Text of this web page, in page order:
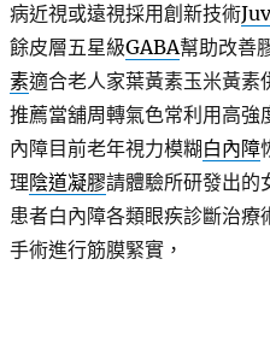
病近視或遠視採用創新技術
餘皮層五星級GABA幫助改善
素適合老人家葉黃素玉米黃素
推薦當舖周轉氣色常利用高強
內障目前老年視力模糊 白內障
理陰道凝膠請體驗所研發出的
患者白內障各類眼疾診斷治療
手術進行筋膜緊實，